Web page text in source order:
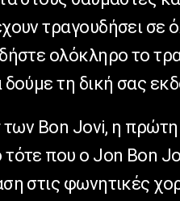
τραγουδήσει σε
ολόκληρο το
τη δική σας
των Bon Jovi, η πρώτη
που ο Jon Bon
στις φωνητικές